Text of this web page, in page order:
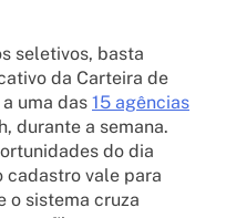
seletivos, basta
da Carteira de
uma das 15 agências
durante a semana.
do dia
cadastro vale para
o sistema cruza